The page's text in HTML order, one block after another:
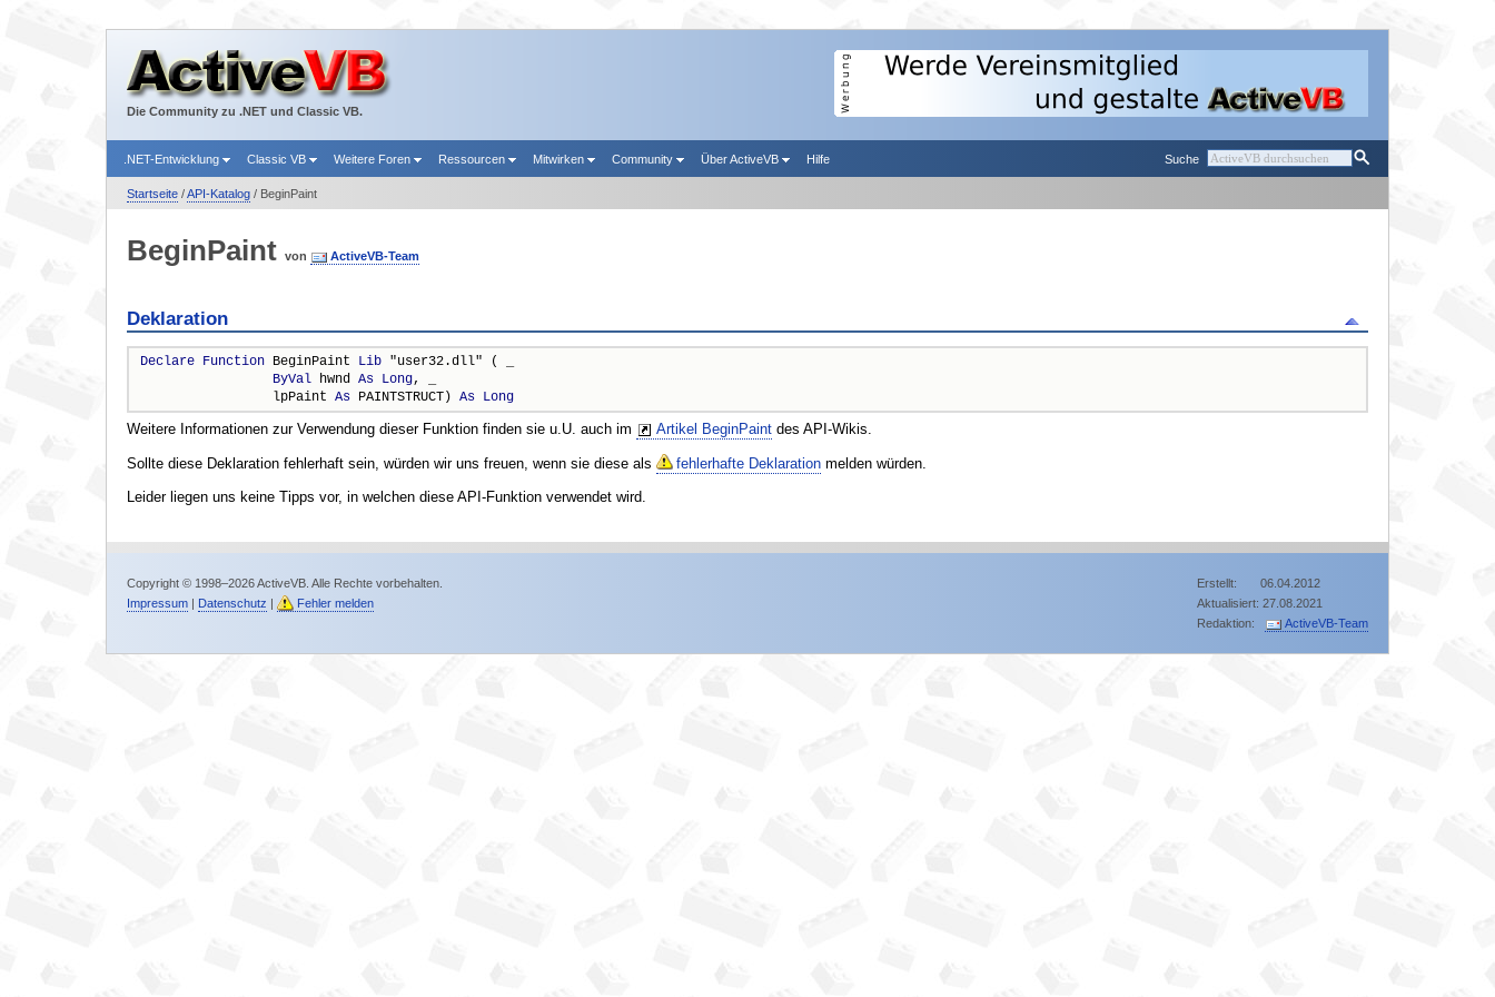
Die Community zu .NET und Classic VB.
Suche
.NET-Entwicklung Classic VB Weitere Foren Ressourcen Mitwirken Community Über ActiveVB Hilfe
Startseite/API-Katalog/ BeginPaint
BeginPaint von ActiveVB-Team
Deklaration
Declare Function BeginPaint Lib "user32.dll" ( _
ByVal hwnd As Long, _
                 lpPaint
As PAINTSTRUCT) As Long
Weitere Informationen zur Verwendung dieser Funktion finden sie u.U. auch im Artikel BeginPaintdes API-Wikis.
Sollte diese Deklaration fehlerhaft sein, würden wir uns freuen, wenn sie diese als fehlerhafte Deklarationmelden würden.
Leider liegen uns keine Tipps vor, in welchen diese API-Funktion verwendet wird.
Erstellt: 06.04.2012
Aktualisiert: 27.08.2021
Redaktion:
ActiveVB-Team
Copyright © 1998–2026 ActiveVB. Alle Rechte vorbehalten.
Impressum| Datenschutz Fehler melden